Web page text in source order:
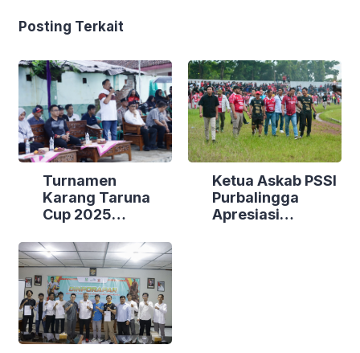
Posting Terkait
Turnamen
Karang Taruna
Cup 2025
Dibuka, Laga
Perdana Berakhir
Lewat Adu Penalti
Ketua Askab PSSI
Purbalingga
Apresiasi